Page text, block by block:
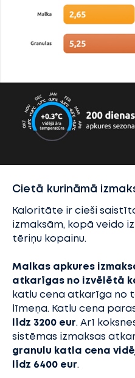
Cietā kurināmā
Kaloritāte ir cieši
izmaksām, kopā veido
tēriņu kopainu.
Malkas apkures
atkarīgas no izvēlētā
katlu cena atkarīga no
līmeņa. Katlu cena
līdz 3200 eur. Arī
sistēmas izmaksas
granulu katla cena
līdz 6400 eur.